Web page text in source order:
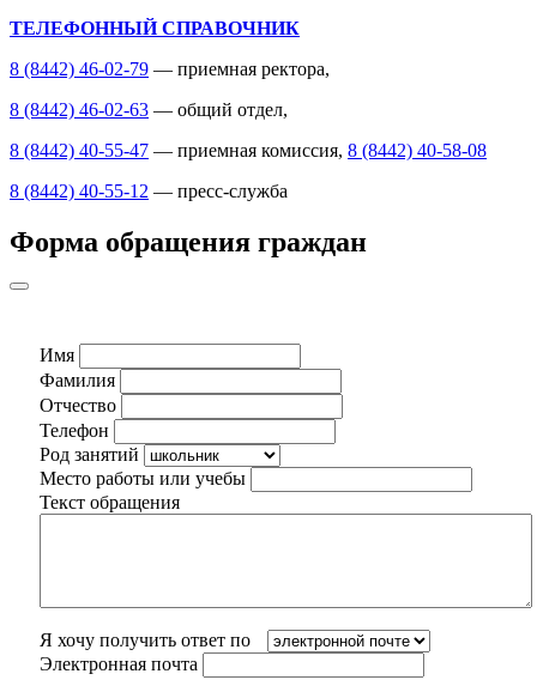
ТЕЛЕФОННЫЙ СПРАВОЧНИК
8 (8442) 46-02-79 — приемная ректора,
8 (8442) 46-02-63 — общий отдел,
8 (8442) 40-55-47 — приемная комиссия, 8 (8442) 40-58-08
8 (8442) 40-55-12 — пресс-служба
Форма обращения граждан
Имя
Фамилия
Отчество
Телефон
Род занятий
Место работы или учебы
Текст обращения
Я хочу получить ответ по
Электронная почта